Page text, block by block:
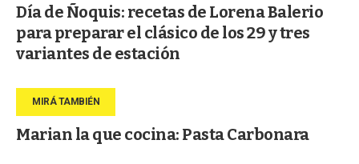
Día de Ñoquis: recetas de Lorena Balerio
para preparar el clásico de los 29 y tres
variantes de estación
Marian la que cocina: Pasta Carbonara